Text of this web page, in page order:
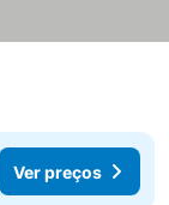
Ver preços